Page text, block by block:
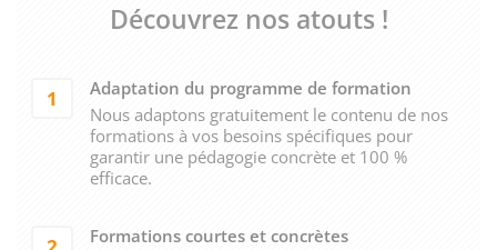
Découvrez nos atouts !
1
Adaptation du programme de formation
Nous adaptons gratuitement le contenu de nos
formations à vos besoins spécifiques pour
garantir une pédagogie concrète et 100 %
efficace.
Formations courtes et concrètes